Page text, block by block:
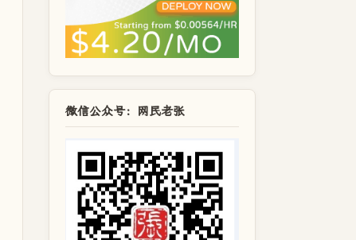
微信公众号：网民老张